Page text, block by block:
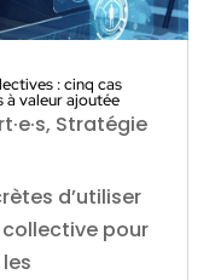
: cinq cas
à valeur ajoutée
, Stratégie
d’utiliser
collective pour